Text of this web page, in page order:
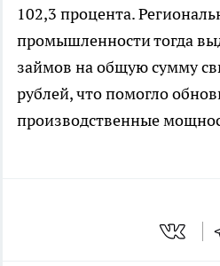
102,3 процента.
промышленности тогда
займов на общую сумму
рублей, что помогло
производственные